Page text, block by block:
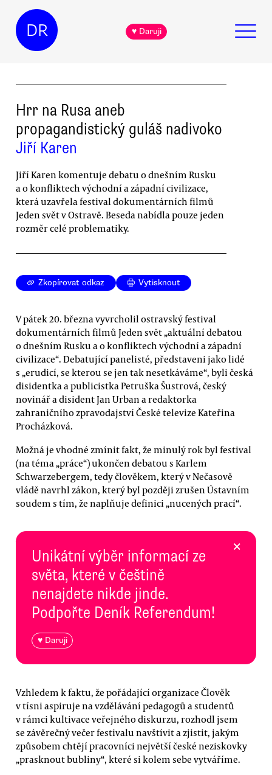
DR ♥ Daruji
Hrr na Rusa aneb
propagandistický guláš nadivoko
Jiří Karen
Jiří Karen komentuje debatu o dnešním Rusku
a o konfliktech východní a západní civilizace,
která uzavřela festival dokumentárních filmů
Jeden svět v Ostravě. Beseda nabídla pouze jeden
rozměr celé problematiky.
Zkopírovat odkaz Vytisknout
V pátek 20. března vyvrcholil ostravský festival
dokumentárních filmů Jeden svět „aktuální debatou
o dnešním Rusku a o konfliktech východní a západní
civilizace“. Debatující panelisté, představeni jako lidé
s „erudicí, se kterou se jen tak nesetkáváme“, byli česká
disidentka a publicistka Petruška Šustrová, český
novinář a disident Jan Urban a redaktorka
zahraničního zpravodajství České televize Kateřina
Procházková.
Možná je vhodné zmínit fakt, že minulý rok byl festival
(na téma „práce“) ukončen debatou s Karlem
Schwarzebergem, tedy člověkem, který v Nečasově
vládě navrhl zákon, který byl později zrušen Ústavním
soudem s tím, že naplňuje definici „nucených prací“.
Unikátní výběr informací ze
světa, které v češtině
nenajdete nikde jinde.
Podpořte Deník Referendum!
♥ Daruji
×
Vzhledem k faktu, že pořádající organizace Člověk
v tísni aspiruje na vzdělávání pedagogů a studentů
v rámci kultivace veřejného diskurzu, rozhodl jsem
se závěrečný večer festivalu navštívit a zjistit, jakým
způsobem chtějí pracovníci největší české neziskovky
„prasknout bubliny“, které si kolem sebe vytváříme.